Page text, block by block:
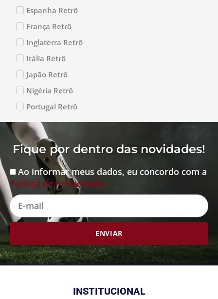
Espanha Retrô
França Retrô
Inglaterra Retrô
Itália Retrô
Japão Retrô
Nigéria Retrô
Portugal Retrô
Fique por dentro das novidades!
Ao informar meus dados, eu concordo com a
Política de Privacidade.
mail
ENVIAR
INSTITUCIONAL